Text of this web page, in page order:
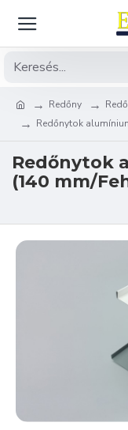
Redőny
Redőnytok
Redőnytok
(140 mm/